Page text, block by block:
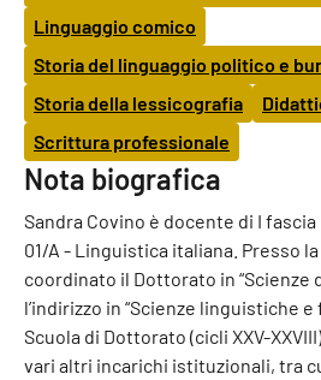
Linguaggio comico
Storia del linguaggio politico e
Storia della lessicografia
Scrittura professionale
Nota biografica
Sandra Covino è docente di I fascia
01/A - Linguistica italiana. Presso
coordinato il Dottorato in “Scienze
l’indirizzo in “Scienze linguistiche
Scuola di Dottorato (cicli XXV-
vari altri incarichi istituzionali, tra